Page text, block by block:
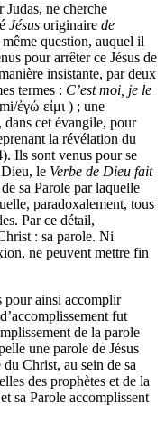
Judas, ne cherche
Jésus originaire de
question, auquel il
pour arrêter ce Jésus de
insistante, par deux
termes : C’est moi, je le
ἐγώ εἰμι ) ; une
dans cet évangile, pour
la révélation du
Ils sont venus pour se
Dieu, le Verbe de Dieu fait
sa Parole par laquelle
paradoxalement, tous
Par ce détail,
: sa parole. Ni
ne peuvent mettre fin
pour ainsi accomplir
fut
de la parole
une parole de Jésus
Christ, au sein de sa
des prophètes et de la
sa Parole accomplissent